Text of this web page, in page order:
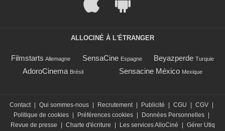
ALLOCINÉ À L'ÉTRANGER
Filmstarts Allemagne SensaCine Espagne Beyazperde Turquie
AdoroCinema Brésil Sensacine México Mexique
Contact | Qui sommes-nous | Recrutement | Publicité | CGU | CGV |
Politique de cookies | Préférences cookies | Données Personnelles |
Revue de presse
| Charte d'écriture | Les services AlloCiné | Gérer Utiq